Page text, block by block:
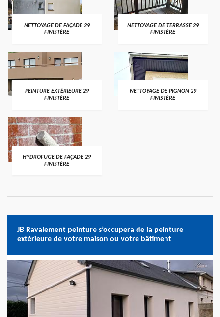
NETTOYAGE DE FAÇADE 29
FINISTÈRE
NETTOYAGE DE TERRASSE 29
FINISTÈRE
PEINTURE EXTÉRIEURE 29
FINISTÈRE
NETTOYAGE DE PIGNON 29
FINISTÈRE
HYDROFUGE DE FAÇADE 29
FINISTÈRE
JB Ravalement peinture s’occupera de la peinture
extérieure de votre maison ou votre bâtiment